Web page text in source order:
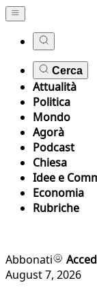
Cerca
Attualità
Politica
Mondo
Agorà
Podcast
Chiesa
Idee e
Economia
Rubriche
Abbonati
August 7, 2026